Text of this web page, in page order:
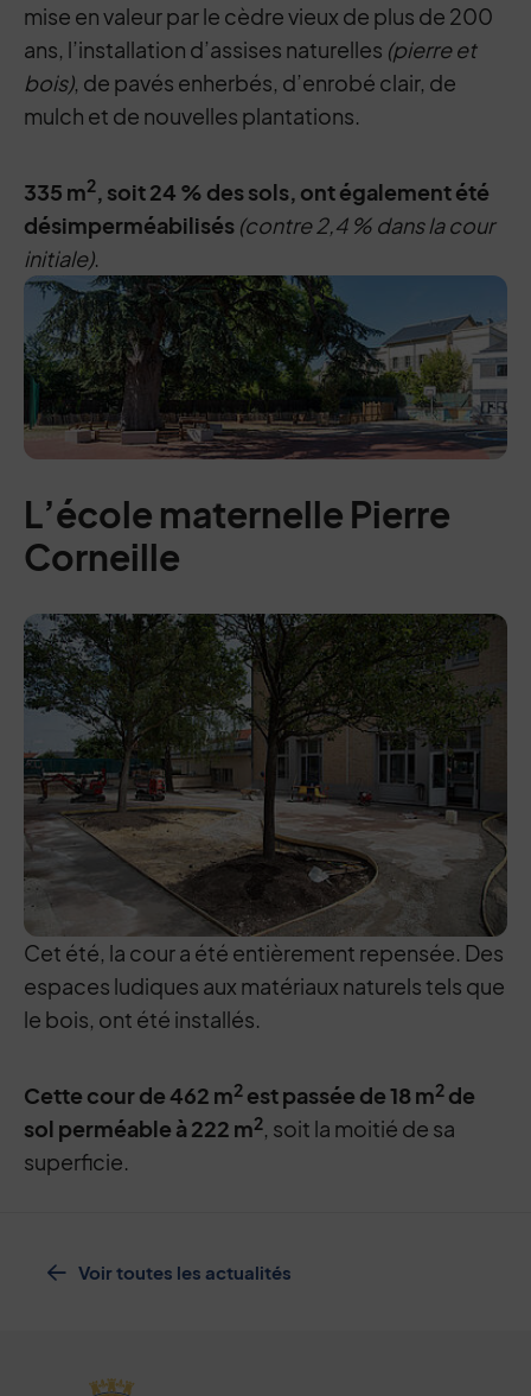
mise en valeur par le cèdre vieux de plus de 200
ans, l’installation d’assises naturelles (pierre et
bois), de pavés enherbés, d’enrobé clair, de
mulch et de nouvelles plantations.
335 m2, soit 24 % des sols, ont également été
désimperméabilisés (contre 2,4 % dans la cour
initiale).
L’école maternelle Pierre
Corneille
Cet été, la cour a été entièrement repensée. Des
espaces ludiques aux matériaux naturels tels que
le bois, ont été installés.
Cette cour de 462 m2 est passée de 18 m2 de
sol perméable à 222 m2, soit la moitié de sa
superficie.
Voir toutes les actualités